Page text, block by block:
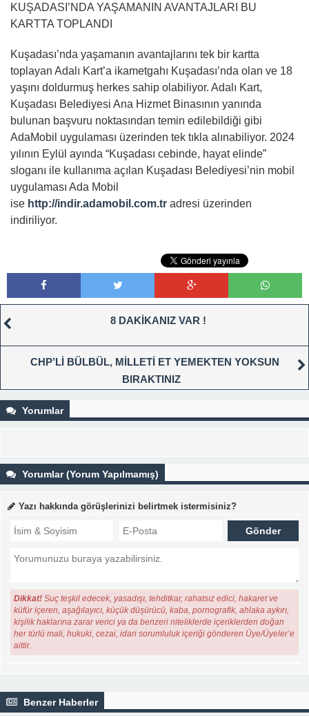
KUŞADASI’NDA YAŞAMANIN AVANTAJLARI BU
KARTTA TOPLANDI
Kuşadası’nda yaşamanın avantajlarını tek bir kartta
toplayan Adalı Kart’a ikametgahı Kuşadası’nda olan ve 18
yaşını doldurmuş herkes sahip olabiliyor. Adalı Kart,
Kuşadası Belediyesi Ana Hizmet Binasının yanında
bulunan başvuru noktasından temin edilebildiği gibi
AdaMobil uygulaması üzerinden tek tıkla alınabiliyor. 2024
yılının Eylül ayında “Kuşadası cebinde, hayat elinde”
sloganı ile kullanıma açılan Kuşadası Belediyesi’nin mobil
uygulaması Ada Mobil
ise http://indir.adamobil.com.tr adresi üzerinden
indiriliyor.
8 DAKİKANIZ VAR !
CHP’Lİ BÜLBÜL, MİLLETİ ET YEMEKTEN YOKSUN
BIRAKTINIZ
Yorumlar
Yorumlar (Yorum Yapılmamış)
Yazı hakkında görüşlerinizi belirtmek istermisiniz?
Dikkat! Suç teşkil edecek, yasadışı, tehditkar, rahatsız edici, hakaret ve
küfür içeren, aşağılayıcı, küçük düşürücü, kaba, pornografik, ahlaka aykırı,
kişilik haklarına zarar verici ya da benzeri niteliklerde içeriklerden doğan
her türlü mali, hukuki, cezai, idari sorumluluk içeriği gönderen Üye/Üyeler’e
aittir.
Benzer Haberler